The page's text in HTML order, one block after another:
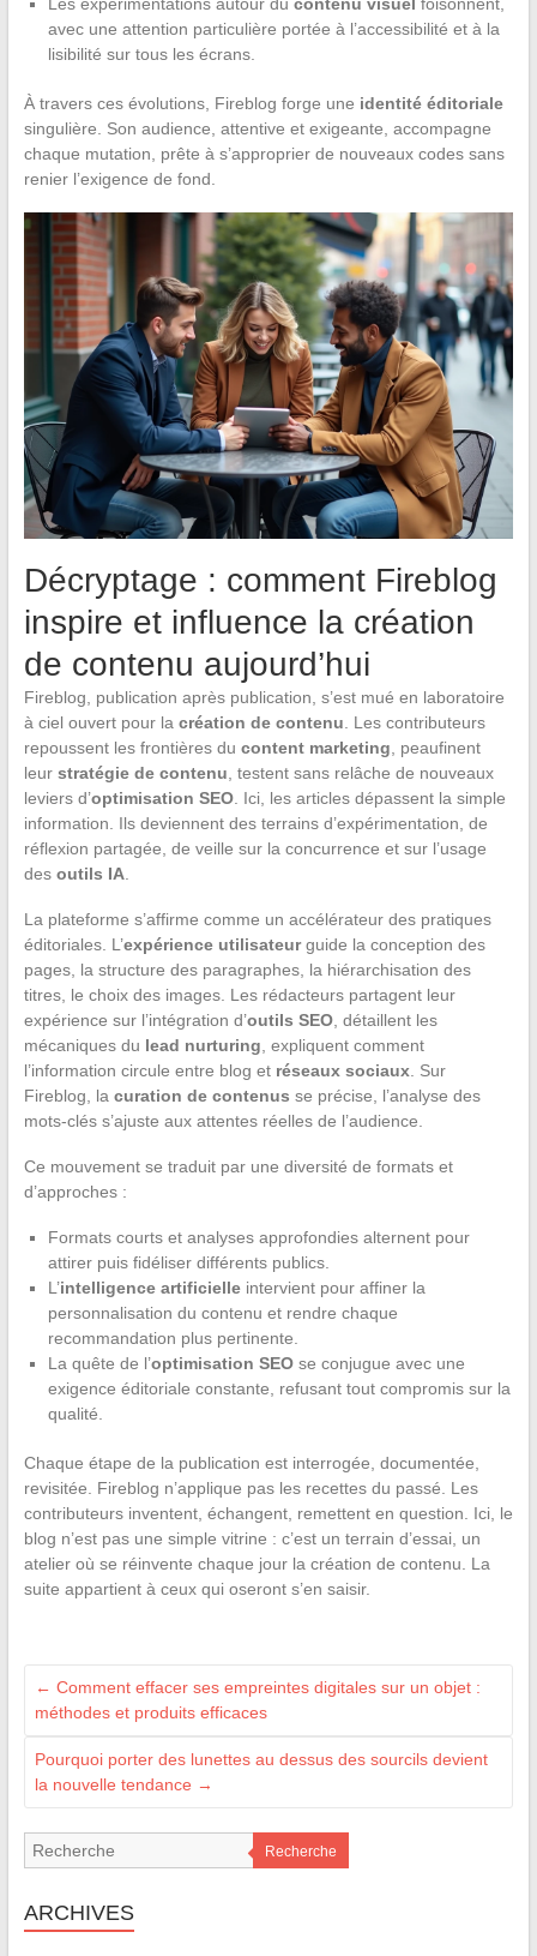
avec une attention particulière portée à l’accessibilité et à la
lisibilité sur tous les écrans.
À travers ces évolutions, Fireblog forge une identité éditoriale
singulière. Son audience, attentive et exigeante, accompagne
chaque mutation, prête à s’approprier de nouveaux codes sans
renier l’exigence de fond.
Décryptage : comment Fireblog
inspire et influence la création
de contenu aujourd’hui
Fireblog, publication après publication, s’est mué en laboratoire
à ciel ouvert pour la création de contenu . Les contributeurs
repoussent les frontières du content marketing , peaufinent
leur stratégie de contenu , testent sans relâche de nouveaux
leviers d’optimisation SEO. Ici, les articles dépassent la simple
information. Ils deviennent des terrains d’expérimentation, de
réflexion partagée, de veille sur la concurrence et sur l’usage
des outils IA.
La plateforme s’affirme comme un accélérateur des pratiques
éditoriales. L’expérience utilisateurguide la conception des
pages, la structure des paragraphes, la hiérarchisation des
titres, le choix des images. Les rédacteurs partagent leur
expérience sur l’intégration d’outils SEO, détaillent les
mécaniques du lead nurturing , expliquent comment
l’information circule entre blog et réseaux sociaux. Sur
Fireblog, la curation de contenus se précise, l’analyse des
mots-clés s’ajuste aux attentes réelles de l’audience.
Ce mouvement se traduit par une diversité de formats et
d’approches :
Formats courts et analyses approfondies alternent pour
attirer puis fidéliser différents publics.
L’intelligence artificielleintervient pour affiner la
personnalisation du contenu et rendre chaque
recommandation plus pertinente.
La quête de l’optimisation SEOse conjugue avec une
exigence éditoriale constante, refusant tout compromis sur la
qualité.
Chaque étape de la publication est interrogée, documentée,
revisitée. Fireblog n’applique pas les recettes du passé. Les
contributeurs inventent, échangent, remettent en question. Ici, le
blog n’est pas une simple vitrine : c’est un terrain d’essai, un
atelier où se réinvente chaque jour la création de contenu. La
suite appartient à ceux qui oseront s’en saisir.
← Comment effacer ses empreintes digitales sur un objet :
méthodes et produits efficaces
Pourquoi porter des lunettes au dessus des sourcils devient
la nouvelle tendance →
Recherche
ARCHIVES